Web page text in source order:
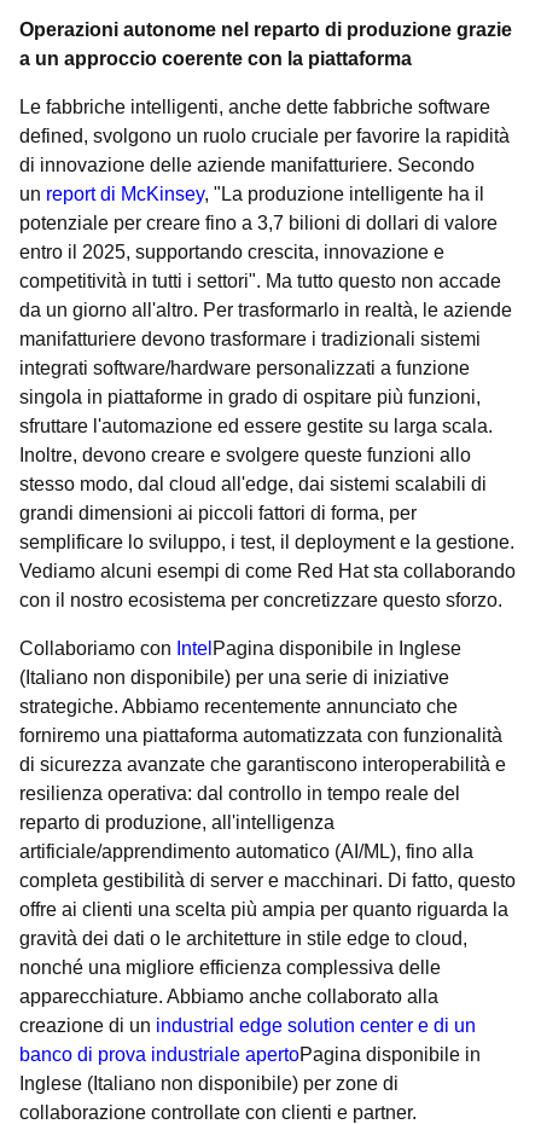
Operazioni autonome nel reparto di produzione grazie
a un approccio coerente con la piattaforma
Le fabbriche intelligenti, anche dette fabbriche software
defined, svolgono un ruolo cruciale per favorire la rapidità
di innovazione delle aziende manifatturiere. Secondo
un report di McKinsey, "La produzione intelligente ha il
potenziale per creare fino a 3,7 bilioni di dollari di valore
entro il 2025, supportando crescita, innovazione e
competitività in tutti i settori". Ma tutto questo non accade
da un giorno all'altro. Per trasformarlo in realtà, le aziende
manifatturiere devono trasformare i tradizionali sistemi
integrati software/hardware personalizzati a funzione
singola in piattaforme in grado di ospitare più funzioni,
sfruttare l'automazione ed essere gestite su larga scala.
Inoltre, devono creare e svolgere queste funzioni allo
stesso modo, dal cloud all'edge, dai sistemi scalabili di
grandi dimensioni ai piccoli fattori di forma, per
semplificare lo sviluppo, i test, il deployment e la gestione.
Vediamo alcuni esempi di come Red Hat sta collaborando
con il nostro ecosistema per concretizzare questo sforzo.
Collaboriamo con Intel Pagina disponibile in Inglese
(Italiano non disponibile) per una serie di iniziative
strategiche. Abbiamo recentemente annunciato che
forniremo una piattaforma automatizzata con funzionalità
di sicurezza avanzate che garantiscono interoperabilità e
resilienza operativa: dal controllo in tempo reale del
reparto di produzione, all'intelligenza
artificiale/apprendimento automatico (AI/ML), fino alla
completa gestibilità di server e macchinari. Di fatto, questo
offre ai clienti una scelta più ampia per quanto riguarda la
gravità dei dati o le architetture in stile edge to cloud,
nonché una migliore efficienza complessiva delle
apparecchiature. Abbiamo anche collaborato alla
creazione di un industrial edge solution center e di un
banco di prova industriale apertoPagina disponibile in
Inglese (Italiano non disponibile) per zone di
collaborazione controllate con clienti e partner.